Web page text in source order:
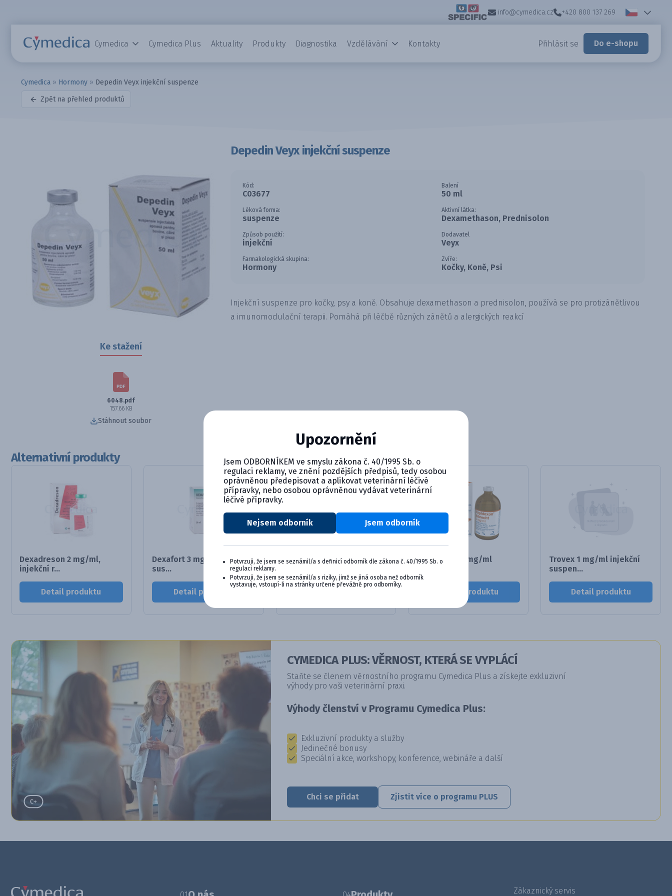
info@cymedica.cz +420 800 137 269
Cymedica Cymedica Plus Aktuality Produkty Diagnostika Vzdělávání Kontakty Přihlásit se Do e-shopu
Cymedica » Hormony » Depedin Veyx injekční suspenze
Zpět na přehled produktů
Ke stažení
6048.pdf
157.66 KB
Stáhnout soubor
Depedin Veyx injekční suspenze
Kód:
C03677
Balení
50 ml
Léková forma:
suspenze
Aktivní látka:
Dexamethason, Prednisolon
Způsob použití:
injekční
Dodavatel
Veyx
Farmakologická skupina:
Hormony
Zvíře:
Kočky, Koně, Psi
Injekční suspenze pro kočky, psy a koně. Obsahuje dexamethason a prednisolon, používá se pro protizánětlivou
a imunomodulační terapii. Pomáhá při léčbě různých zánětů a alergických reakcí​
Alternativní produkty
Dexadreson 2 mg/ml,
injekční r...
Detail produktu
Dexafort 3 mg/ml, injekční
sus...
Detail produktu
Dexa-ject 2 mg/ml,
RAPIDEXON 2 mg/ml
Detail produktu
Trovex 1 mg/ml injekční
suspen...
Detail produktu
CYMEDICA PLUS: VĚRNOST, KTERÁ SE VYPLÁCÍ
Staňte se členem věrnostního programu Cymedica Plus a získejte exkluzivní
výhody pro vaši veterinární praxi.
Výhody členství v Programu Cymedica Plus:
Exkluzivní produkty a služby
Jedinečné bonusy
Speciální akce, workshopy, konference, webináře a další
Chci se přidat Zjistit více o programu PLUS
Zákaznický servis
Upozornění
Jsem ODBORNÍKEM ve smyslu zákona č. 40/1995 Sb. o
regulaci reklamy, ve znění pozdějších předpisů, tedy osobou
oprávněnou předepisovat a aplikovat veterinární léčivé
přípravky, nebo osobou oprávněnou vydávat veterinární
léčivé přípravky.
Nejsem odborník Jsem odborník
Potvrzuji, že jsem se seznámil/a s definicí odborník dle zákona č. 40/1995 Sb. o
regulaci reklamy.
Potvrzuji, že jsem se seznámil/a s riziky, jimž se jiná osoba než odborník
vystavuje, vstoupí-li na stránky určené převážně pro odborníky.